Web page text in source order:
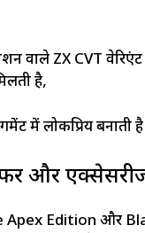
वाले ZX CVT वेरिएंट
है,
में लोकप्रिय बनाती
और
Apex Edition और